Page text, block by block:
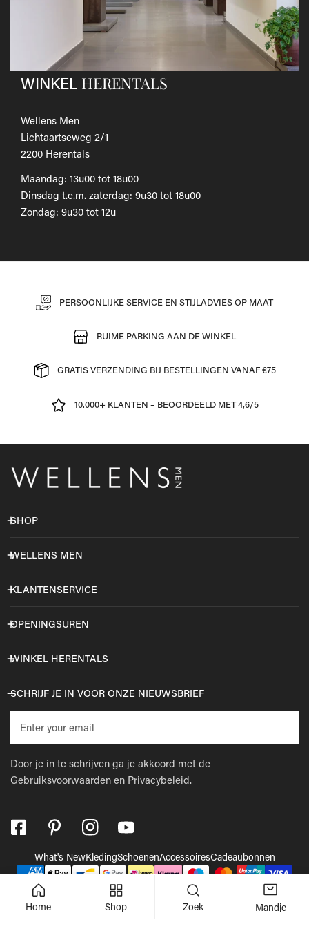
Als je het wilt omruilen voor een ander artikel, dien je een
nieuwe bestelling te plaatsen.
Voor onze uitgebreide beleid betreffende verzenden en
retourneren, raadpleeg onze Veelgestelde vragen
WINKEL HERENTALS
Wellens Men
Lichtaartseweg 2/1
2200 Herentals
Maandag: 13u00 tot 18u00
Dinsdag t.e.m. zaterdag: 9u30 tot 18u00
Zondag: 9u30 tot 12u
PERSOONLIJKE SERVICE EN STIJLADVIES OP MAAT
RUIME PARKING AAN DE WINKEL
GRATIS VERZENDING BIJ BESTELLINGEN VANAF €75
10.000+ KLANTEN – BEOORDEELD MET 4,6/5
SHOP
WELLENS MEN
KLANTENSERVICE
OPENINGSUREN
WINKEL HERENTALS
SCHRIJF JE IN VOOR ONZE NIEUWSBRIEF
mail
Door je in te schrijven ga je akkoord met de
Gebruiksvoorwaarden en Privacybeleid.
© 2026, Powered by Shopify
What's NewKledingSchoenenAccessoiresCadeaubonnen
Betaalmethodes
Home Shop Zoek Mandje